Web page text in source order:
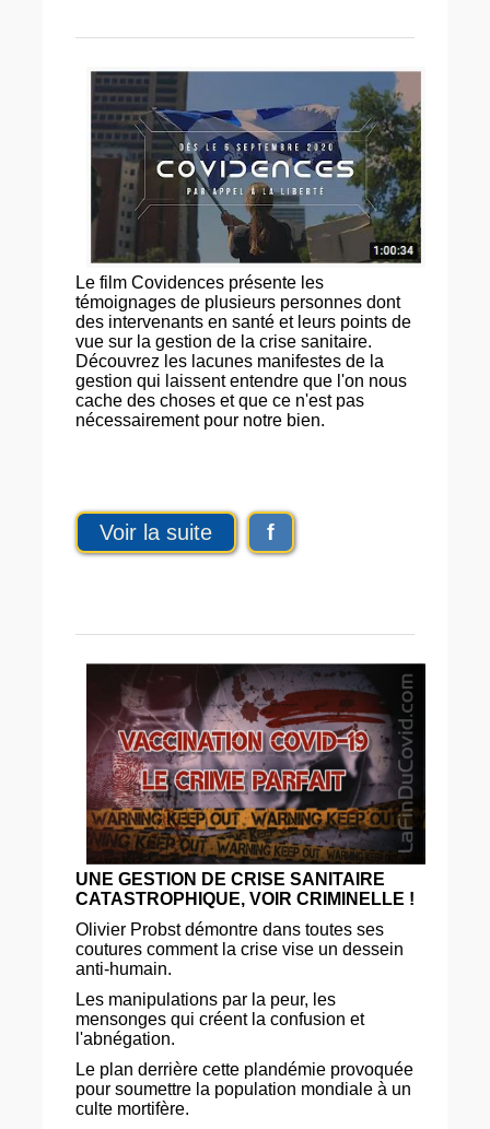
Le film Covidences présente les
témoignages de plusieurs personnes dont
des intervenants en santé et leurs points de
vue sur la gestion de la crise sanitaire.
Découvrez les lacunes manifestes de la
gestion qui laissent entendre que l'on nous
cache des choses et que ce n'est pas
nécessairement pour notre bien.
Voir la suite f
UNE GESTION DE CRISE SANITAIRE
CATASTROPHIQUE, VOIR CRIMINELLE !
Olivier Probst démontre dans toutes ses
coutures comment la crise vise un dessein
anti-humain.
Les manipulations par la peur, les
mensonges qui créent la confusion et
l'abnégation.
Le plan derrière cette plandémie provoquée
pour soumettre la population mondiale à un
culte mortifère.